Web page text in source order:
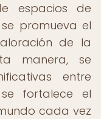
espacios de
promueva el
de la
manera, se
entre
fortalece el
cada vez